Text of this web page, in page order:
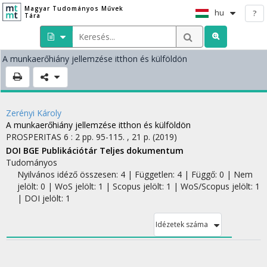
Magyar Tudományos Művek
Tára
hu ?
A munkaerőhiány jellemzése itthon és külföldön
Zerényi Károly
A munkaerőhiány jellemzése itthon és külföldön
PROSPERITAS 6 : 2 pp. 95-115. , 21 p. (2019)
DOI BGE Publikációtár Teljes dokumentum
Tudományos
Nyilvános idéző összesen: 4| Független: 4 | Függő: 0 | Nem
jelölt: 0 | WoS jelölt: 1 | Scopus jelölt: 1 | WoS/Scopus jelölt: 1
| DOI jelölt: 1
Idézetek száma